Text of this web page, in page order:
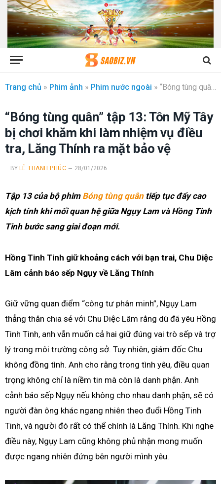
Trang chủ » Phim ảnh » Phim nước ngoài » “Bóng tùng quân” tập 13: Tôn Mỹ Tây bị chơi khăm khi làm nhiệm vụ điều tra, Lăng Thính ra mặt bảo vệ
“Bóng tùng quân” tập 13: Tôn Mỹ Tây
bị chơi khăm khi làm nhiệm vụ điều
tra, Lăng Thính ra mặt bảo vệ
BY LÊ THANH PHÚC 28/01/2026
Tập 13 của bộ phim Bóng tùng quântiếp tục đẩy cao
kịch tính khi mối quan hệ giữa Ngụy Lam và Hồng Tinh
Tinh bước sang giai đoạn mới.
Hồng Tinh Tinh giữ khoảng cách với bạn trai, Chu Diệc
Lâm cảnh báo sếp Ngụy về Lăng Thính
Giữ vững quan điểm “công tư phân minh”, Ngụy Lam
thẳng thắn chia sẻ với Chu Diệc Lâm rằng dù đã yêu Hồng
Tinh Tinh, anh vẫn muốn cả hai giữ đúng vai trò sếp và trợ
lý trong môi trường công sở. Tuy nhiên, giám đốc Chu
không đồng tình. Anh cho rằng trong tình yêu, điều quan
trọng không chỉ là niềm tin mà còn là danh phận. Anh
cảnh báo sếp Ngụy nếu không cho nhau danh phận, sẽ có
người đàn ông khác ngang nhiên theo đuổi Hồng Tinh
Tinh, và người đó rất có thể chính là Lăng Thính. Khi nghe
điều này, Ngụy Lam cũng không phủ nhận mong muốn
được ngang nhiên đứng bên người mình yêu.